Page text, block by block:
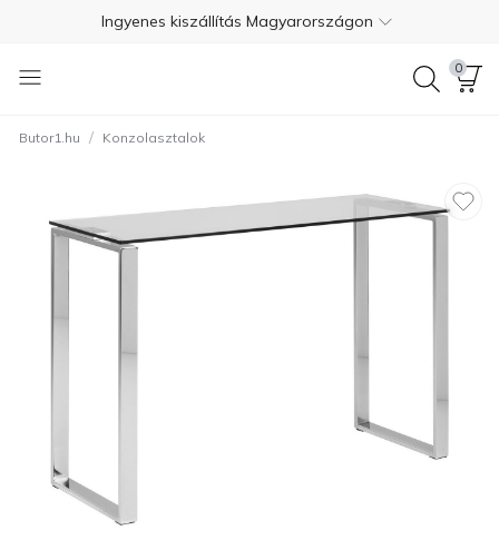
Ingyenes kiszállítás Magyarországon
+36 1 550 7624
Ingyenes kiszállítás Magyarországon
0
Butor1.hu / Konzolasztalok